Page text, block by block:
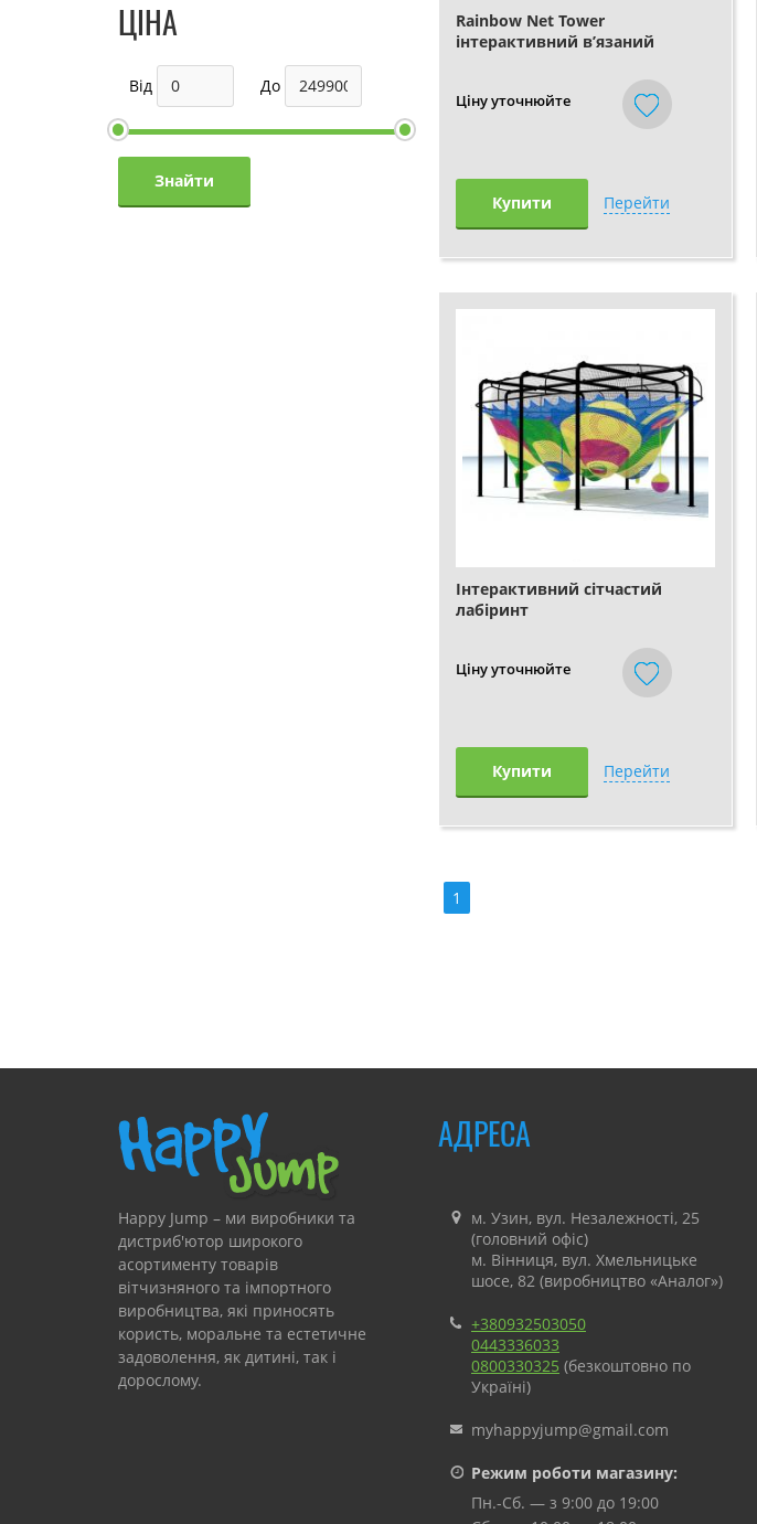
ЦІНА
Від До
Rainbow Net Tower
інтерактивний в’язаний
Ціну уточнюйте
Купити Перейти
Інтерактивний сітчастий
лабіринт
Ціну уточнюйте
Купити Перейти
1
Happy Jump – ми виробники та
дистриб'ютор широкого
асортименту товарів
вітчизняного та імпортного
виробництва, які приносять
користь, моральне та естетичне
задоволення, як дитині, так і
дорослому.
АДРЕСА
м. Узин, вул. Незалежності, 25
(головний офіс)
м. Вінниця, вул. Хмельницьке
шосе, 82 (виробництво «Аналог»)
+380932503050
0443336033
0800330325 (безкоштовно по
Україні)
myhappyjump@gmail.com
Режим роботи магазину:
Пн.-Сб. — з 9:00 до 19:00